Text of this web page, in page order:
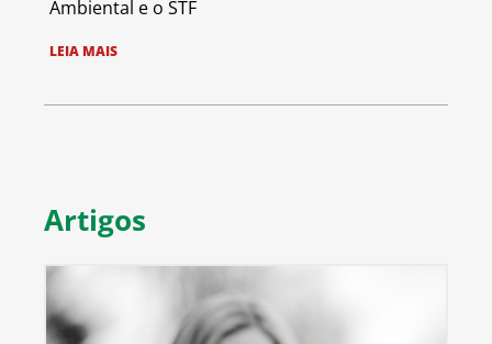
Ambiental e o STF
LEIA MAIS
Artigos